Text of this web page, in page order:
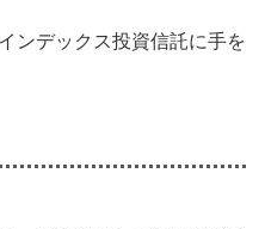
ンデックス投資信託に手を